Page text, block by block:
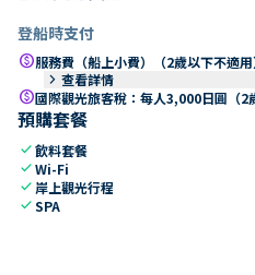
登船時支付
paid服務費（船上小費）（2歲以下不適用
keyboard_arrow_right 查看詳情
paid國際觀光旅客稅：每人3,000日圓（
預購套餐
check飲料套餐
checkWi-Fi
check 岸上觀光行程
checkSPA